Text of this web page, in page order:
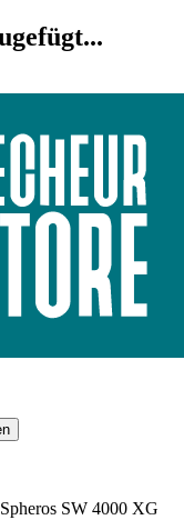
SW 4000 XG